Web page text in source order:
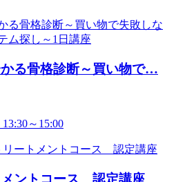
かる骨格診断～買い物で…
～15:00
ントコース 認定講座